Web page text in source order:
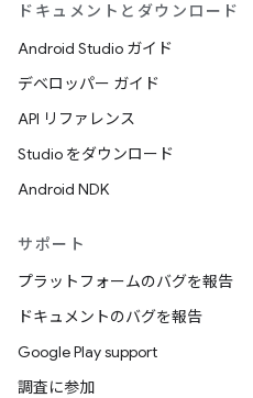
ドキュメントとダウンロード
Android Studio ガイド
デベロッパー ガイド
API リファレンス
Studio をダウンロード
Android NDK
サポート
プラットフォームのバグを報告
ドキュメントのバグを報告
Google Play support
調査に参加